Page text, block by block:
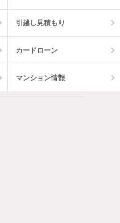
引越し見積もり
カードローン
マンション情報